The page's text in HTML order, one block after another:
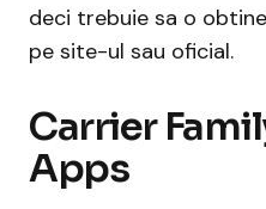
deci trebuie sa o
pe site-ul sau oficial.
Carrier
Apps